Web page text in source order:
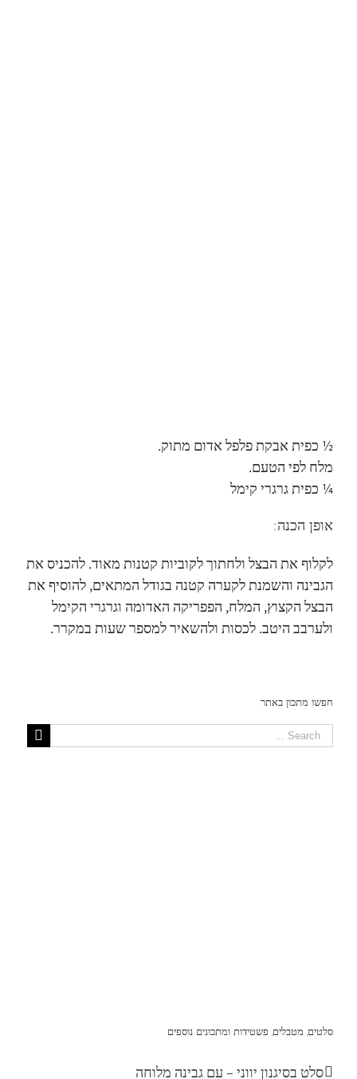
½ כפית אבקת פלפל אדום מתוק.
מלח לפי הטעם.
¼ כפית גרגרי קימל
אופן הכנה:
לקלוף את הבצל ולחתוך לקוביות קטנות מאוד. להכניס את
הגבינה והשמנת לקערה קטנה בגודל המתאים, להוסיף את
הבצל הקצוץ, המלח, הפפריקה האדומה וגרגרי הקימל
ולערבב היטב. לכסות ולהשאיר למספר שעות במקרר.
חפשו מתכון באתר
סלטים, מטבלים, פשטידות ומתכונים נוספים
סלט בסיגנון יווני – עם גבינה מלוחה